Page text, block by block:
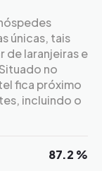
únicas, tais
de laranjeiras e
no
fica próximo
incluindo o
87.2 %